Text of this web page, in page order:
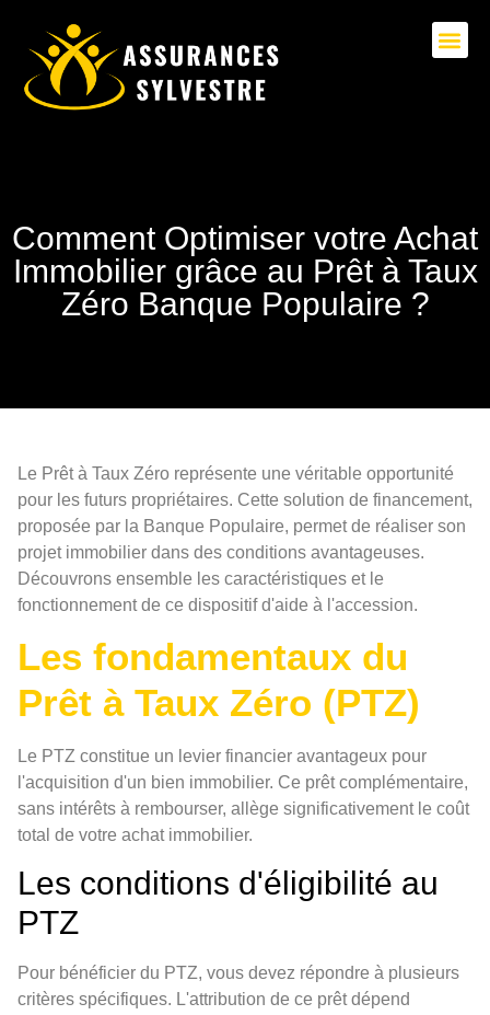
Comment Optimiser votre Achat
Immobilier grâce au Prêt à Taux
Zéro Banque Populaire ?
Le Prêt à Taux Zéro représente une véritable opportunité
pour les futurs propriétaires. Cette solution de financement,
proposée par la Banque Populaire, permet de réaliser son
projet immobilier dans des conditions avantageuses.
Découvrons ensemble les caractéristiques et le
fonctionnement de ce dispositif d'aide à l'accession.
Les fondamentaux du
Prêt à Taux Zéro (PTZ)
Le PTZ constitue un levier financier avantageux pour
l'acquisition d'un bien immobilier. Ce prêt complémentaire,
sans intérêts à rembourser, allège significativement le coût
total de votre achat immobilier.
Les conditions d'éligibilité au
PTZ
Pour bénéficier du PTZ, vous devez répondre à plusieurs
critères spécifiques. L'attribution de ce prêt dépend